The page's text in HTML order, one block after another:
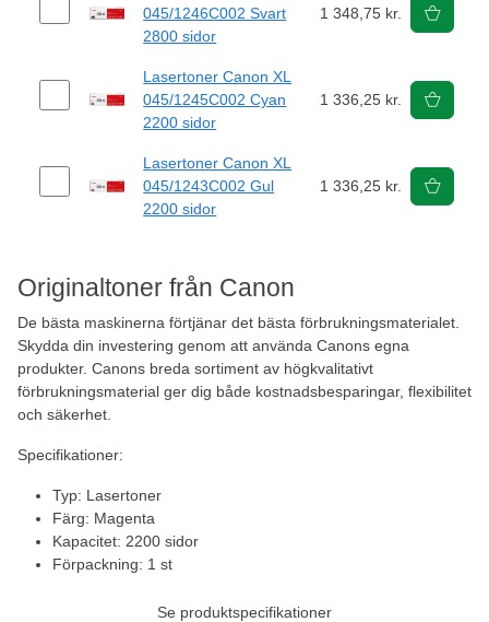
Originaltoner från Canon
De bästa maskinerna förtjänar det bästa förbrukningsmaterialet.
Skydda din investering genom att använda Canons egna
produkter. Canons breda sortiment av högkvalitativt
förbrukningsmaterial ger dig både kostnadsbesparingar, flexibilitet
och säkerhet.
Specifikationer:
Typ: Lasertoner
Färg: Magenta
Kapacitet: 2200 sidor
Förpackning: 1 st
Se produktspecifikationer
045/1246C002 Svart
2800 sidor
1 348,75 kr.
Lasertoner Canon XL
045/1245C002 Cyan
2200 sidor
1 336,25 kr.
Lasertoner Canon XL
045/1243C002 Gul
2200 sidor
1 336,25 kr.